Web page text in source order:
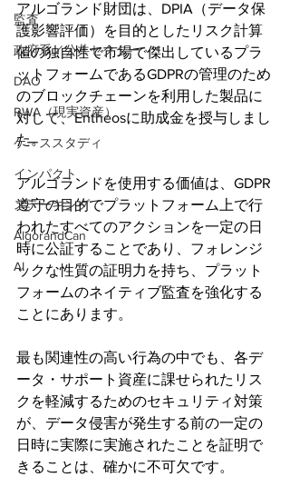
監査
政府系／公共セクター
DAO
RWA（現実資産）
ケーススタディ
インパクト
ステーキング
AlgorandCan
AI
アルゴランド財団は、DPIA（データ保
護影響評価）を目的としたリスク計算
値の独自性で市場で傑出しているプラ
ットフォームであるGDPRの管理のため
のブロックチェーンを利用した製品に
対して、Entheosに助成金を授与しまし
た。
アルゴランドを使用する価値は、GDPR
遵守の目的でプラットフォーム上で行
われたすべてのアクションを一定の日
時に公証することであり、フォレンジ
ックな性質の証明力を持ち、プラット
フォームのネイティブ監査を強化する
ことにあります。
最も関連性の高い行為の中でも、各デ
ータ・サポート資産に課せられたリス
クを軽減するためのセキュリティ対策
が、データ侵害が発生する前の一定の
日時に実際に実施されたことを証明で
きることは、確かに不可欠です。